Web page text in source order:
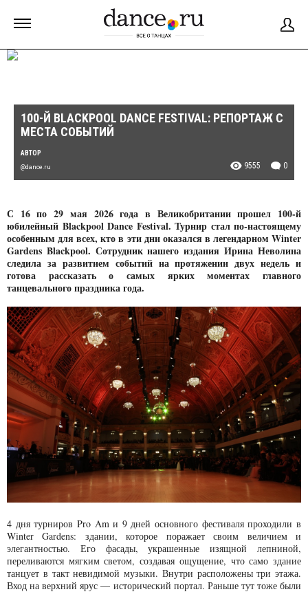
100-Й BLACKPOOL DANCE FESTIVAL: РЕПОРТАЖ С
МЕСТА СОБЫТИЙ
АВТОР
@dance.ru 9555 0
С 16 по 29 мая 2026 года в Великобритании прошел 100-й
юбилейный Blackpool Dance Festival. Турнир стал по-настоящему
особенным для всех, кто в эти дни оказался в легендарном Winter
Gardens Blackpool. Сотрудник нашего издания Ирина Неволина
следила за развитием событий на протяжении двух недель и
готова рассказать о самых ярких моментах главного
танцевального праздника года.
4 дня турниров Pro Am и 9 дней основного фестиваля проходили в
Winter Gardens: здании, которое поражает своим величием и
элегантностью. Его фасады, украшенные изящной лепниной,
переливаются мягким светом, создавая ощущение, что само здание
танцует в такт невидимой музыки. Внутри расположены три этажа.
Вход на верхний ярус — исторический портал. Раньше тут тоже были